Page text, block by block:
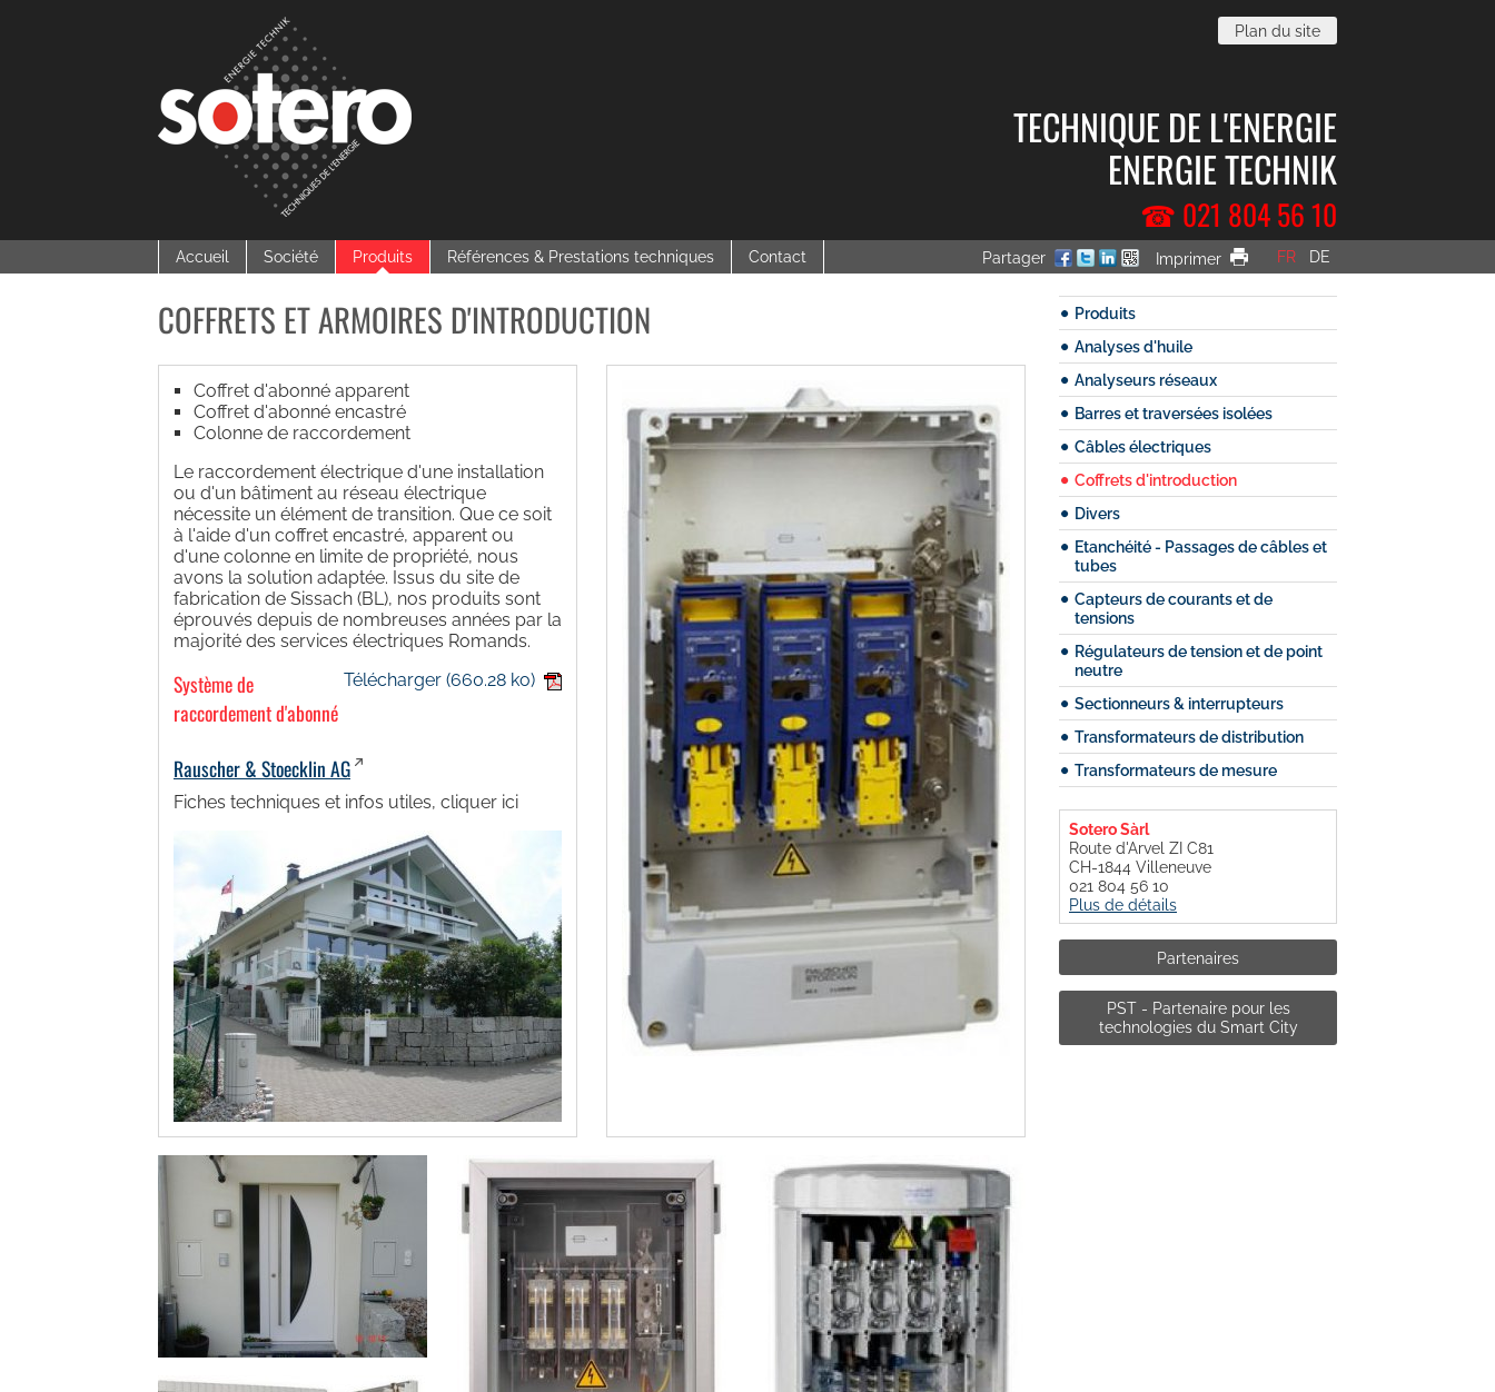
Plan du site
TECHNIQUE DE L'ENERGIE
ENERGIE TECHNIK
☎ 021 804 56 10
Accueil Société Produits Références & Prestations techniques Contact FR DE
Imprimer
Partager
COFFRETS ET ARMOIRES D'INTRODUCTION
Coffret d'abonné apparent
Coffret d'abonné encastré
Colonne de raccordement
Le raccordement électrique d'une installation
ou d'un bâtiment au réseau électrique
nécessite un élément de transition. Que ce soit
à l'aide d'un coffret encastré, apparent ou
d'une colonne en limite de propriété, nous
avons la solution adaptée. Issus du site de
fabrication de Sissach (BL), nos produits sont
éprouvés depuis de nombreuses années par la
majorité des services électriques Romands.
Télécharger (660.28 ko)
Système de
raccordement d'abonné
Rauscher & Stoecklin AG
Fiches techniques et infos utiles, cliquer ici
Produits
Analyses d'huile
Analyseurs réseaux
Barres et traversées isolées
Câbles électriques
Coffrets d'introduction
Divers
Etanchéité - Passages de câbles et
tubes
Capteurs de courants et de
tensions
Régulateurs de tension et de point
neutre
Sectionneurs & interrupteurs
Transformateurs de distribution
Transformateurs de mesure
Sotero Sàrl
Route d'Arvel ZI C81
CH-1844 Villeneuve
021 804 56 10
Plus de détails
Partenaires
PST - Partenaire pour les
technologies du Smart City